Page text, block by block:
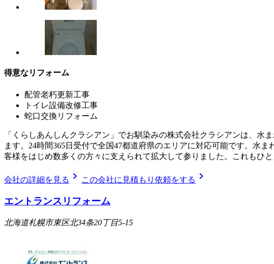
得意なリフォーム
配管老朽更新工事
トイレ設備改修工事
蛇口交換リフォーム
「くらしあんしんクラシアン」でお馴染みの株式会社クラシアンは、
ます。24時間365日受付で全国47都道府県のエリアに対応可能です。水
客様をはじめ数多くの方々に支えられて拡大して参りました。これもひ
会社の詳細を見る chevron_right この会社に見積もり依頼をする chevron_right
エントランスリフォーム
北海道札幌市東区北34条20丁目5-15